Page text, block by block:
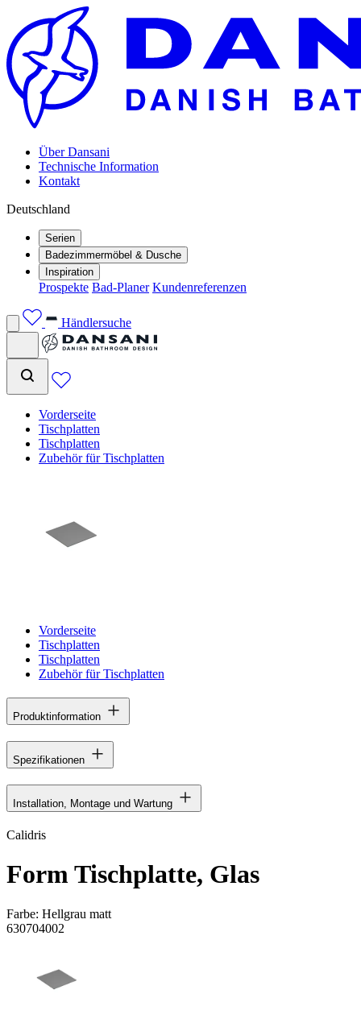
Über Dansani
Technische Information
Kontakt
Deutschland
Serien
Badezimmermöbel & Dusche
Inspiration
Prospekte Bad-Planer Kundenreferenzen
Händlersuche
Vorderseite
Tischplatten
Tischplatten
Zubehör für Tischplatten
Vorderseite
Tischplatten
Tischplatten
Zubehör für Tischplatten
Produktinformation
Spezifikationen
Installation, Montage und Wartung
Calidris
Form Tischplatte, Glas
Farbe: Hellgrau matt
630704002